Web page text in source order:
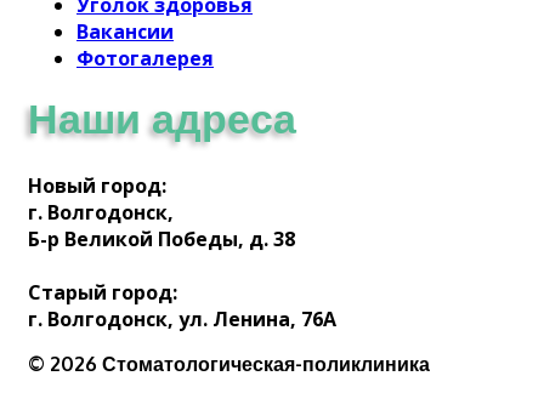
Вакансии
Фотогалерея
Наши адреса
Новый город:
г. Волгодонск,
Б-р Великой Победы, д. 38
Старый город:
г. Волгодонск, ул. Ленина, 76А
© 2026 Стоматологическая-поликлиника